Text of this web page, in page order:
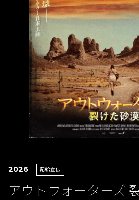
2026 配給宣伝
アウトウォーターズ